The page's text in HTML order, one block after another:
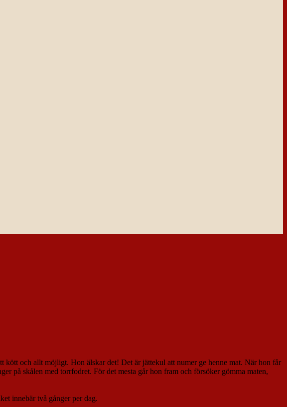
och allt möjligt. Hon älskar det! Det är jättekul att numer ge henne mat. När hon får
på skålen med torrfodret. För det mesta går hon fram och försöker gömma maten,
innebär två gånger per dag.